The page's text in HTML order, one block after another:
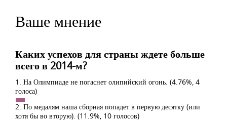
Ваше мнение
Каких успехов для страны ждете больше
всего в 2014-м?
1. На Олимпиаде не погаснет олипийский огонь. (4.76%, 4
голоса)
2. По медалям наша сборная попадет в первую десятку (или
хотя бы во вторую). (11.9%, 10 голосов)